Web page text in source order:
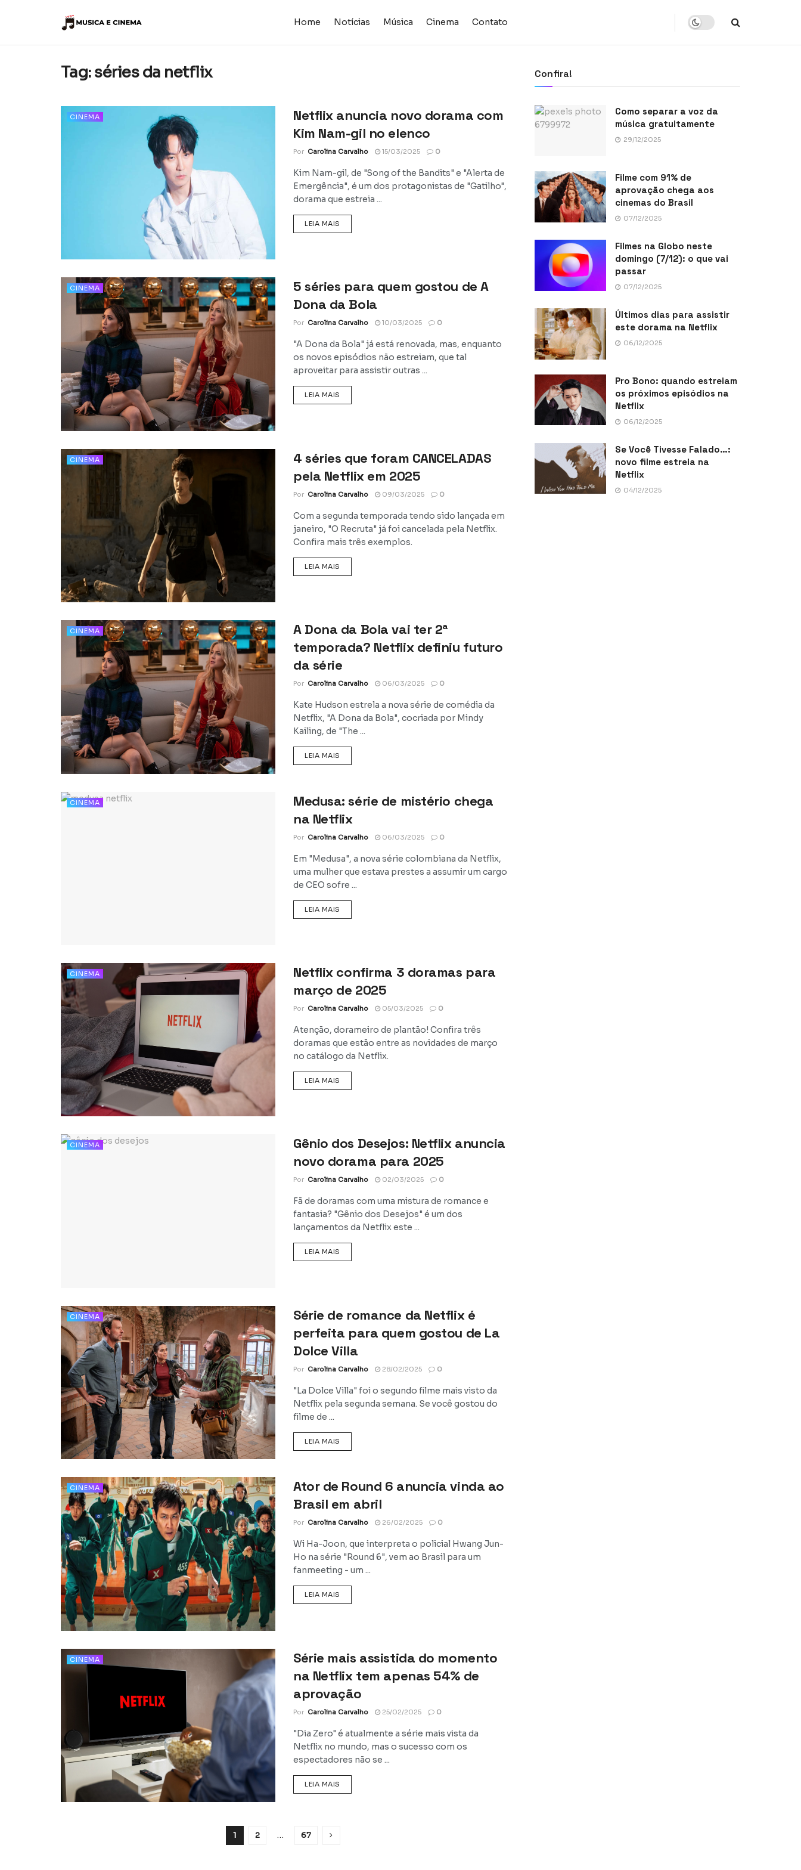
Home Notícias Música Cinema Contato
Tag:séries da netflix
CINEMA
Netflix anuncia novo dorama com
Kim Nam-gil no elenco
Por Carolina Carvalho 15/03/2025 0
Kim Nam-gil, de "Song of the Bandits" e "Alerta de
Emergência", é um dos protagonistas de "Gatilho",
dorama que estreia ...
LEIA MAIS
CINEMA
5 séries para quem gostou de A
Dona da Bola
Por Carolina Carvalho 10/03/2025 0
"A Dona da Bola" já está renovada, mas, enquanto
os novos episódios não estreiam, que tal
aproveitar para assistir outras ...
LEIA MAIS
CINEMA
4 séries que foram CANCELADAS
pela Netflix em 2025
Por Carolina Carvalho 09/03/2025 0
Com a segunda temporada tendo sido lançada em
janeiro, "O Recruta" já foi cancelada pela Netflix.
Confira mais três exemplos.
LEIA MAIS
CINEMA
A Dona da Bola vai ter 2ª
temporada? Netflix definiu futuro
da série
Por Carolina Carvalho 06/03/2025 0
Kate Hudson estrela a nova série de comédia da
Netflix, "A Dona da Bola", cocriada por Mindy
Kailing, de "The ...
LEIA MAIS
CINEMA
Medusa: série de mistério chega
na Netflix
Por Carolina Carvalho 06/03/2025 0
Em "Medusa", a nova série colombiana da Netflix,
uma mulher que estava prestes a assumir um cargo
de CEO sofre ...
LEIA MAIS
CINEMA
Netflix confirma 3 doramas para
março de 2025
Por Carolina Carvalho 05/03/2025 0
Atenção, dorameiro de plantão! Confira três
doramas que estão entre as novidades de março
no catálogo da Netflix.
LEIA MAIS
CINEMA
Gênio dos Desejos: Netflix anuncia
novo dorama para 2025
Por Carolina Carvalho 02/03/2025 0
Fã de doramas com uma mistura de romance e
fantasia? "Gênio dos Desejos" é um dos
lançamentos da Netflix este ...
LEIA MAIS
CINEMA
Série de romance da Netflix é
perfeita para quem gostou de La
Dolce Villa
Por Carolina Carvalho 28/02/2025 0
"La Dolce Villa" foi o segundo filme mais visto da
Netflix pela segunda semana. Se você gostou do
filme de ...
LEIA MAIS
CINEMA
Ator de Round 6 anuncia vinda ao
Brasil em abril
Por Carolina Carvalho 26/02/2025 0
Wi Ha-Joon, que interpreta o policial Hwang Jun-
Ho na série "Round 6", vem ao Brasil para um
fanmeeting - um ...
LEIA MAIS
CINEMA
Série mais assistida do momento
na Netflix tem apenas 54% de
aprovação
Por Carolina Carvalho 25/02/2025 0
"Dia Zero" é atualmente a série mais vista da
Netflix no mundo, mas o sucesso com os
espectadores não se ...
LEIA MAIS
1 2 … 67
Confira!
Como separar a voz da
música gratuitamente
29/12/2025
Filme com 91% de
aprovação chega aos
cinemas do Brasil
07/12/2025
Filmes na Globo neste
domingo (7/12): o que vai
passar
07/12/2025
Últimos dias para assistir
este dorama na Netflix
06/12/2025
Pro Bono: quando estreiam
os próximos episódios na
Netflix
06/12/2025
Se Você Tivesse Falado…:
novo filme estreia na
Netflix
04/12/2025